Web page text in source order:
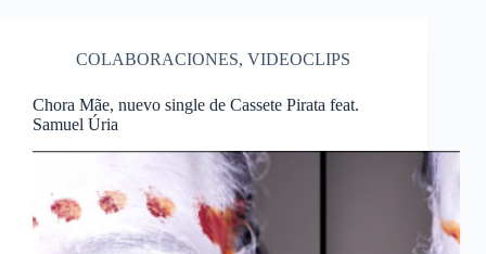
COLABORACIONES, VIDEOCLIPS
Chora Mãe, nuevo single de Cassete Pirata feat.
Samuel Úria